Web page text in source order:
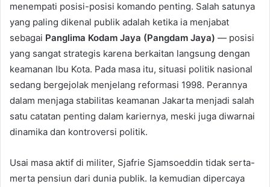
menempati posisi-posisi komando penting. Salah satunya
yang paling dikenal publik adalah ketika ia menjabat
sebagai Panglima Kodam Jaya (Pangdam Jaya) — posisi
yang sangat strategis karena berkaitan langsung dengan
keamanan Ibu Kota. Pada masa itu, situasi politik nasional
sedang bergejolak menjelang reformasi 1998. Perannya
dalam menjaga stabilitas keamanan Jakarta menjadi salah
satu catatan penting dalam kariernya, meski juga diwarnai
dinamika dan kontroversi politik.
Usai masa aktif di militer, Sjafrie Sjamsoeddin tidak serta-
merta pensiun dari dunia publik. Ia kemudian dipercaya